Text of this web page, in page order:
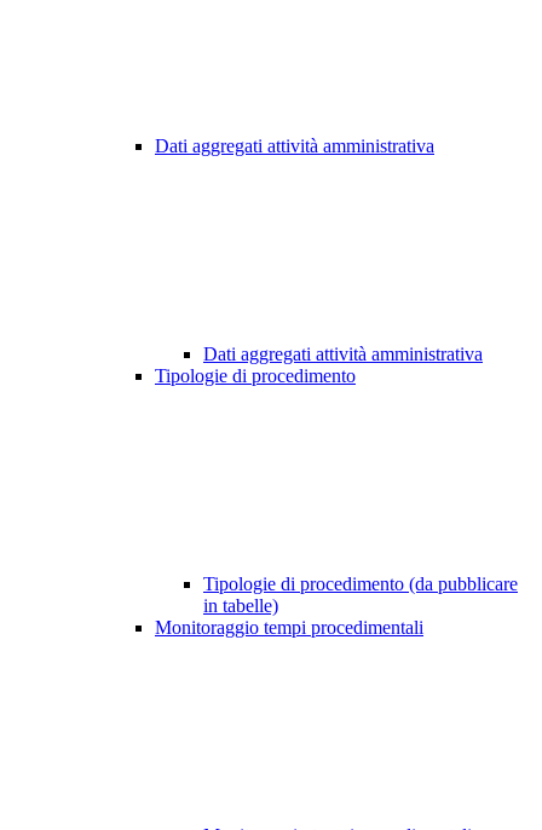
Dati aggregati attività amministrativa
Dati aggregati attività amministrativa
Tipologie di procedimento
Tipologie di procedimento (da pubblicare
in tabelle)
Monitoraggio tempi procedimentali